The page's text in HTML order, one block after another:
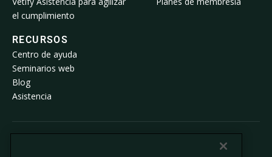
el cumplimiento
RECURSOS
Centro de ayuda
Seminarios web
Blog
Asistencia